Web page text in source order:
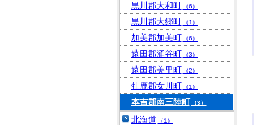
黒川郡大和町 （6）
黒川郡大郷町 （1）
加美郡加美町 （6）
遠田郡涌谷町 （3）
遠田郡美里町 （2）
牡鹿郡女川町 （1）
本吉郡南三陸町 （3）
北海道 （1）